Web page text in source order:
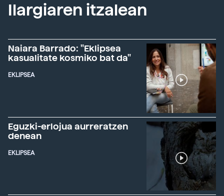
Ilargiaren itzalean
Naiara Barrado: "Eklipsea
kasualitate kosmiko bat da"
EKLIPSEA
Eguzki-erlojua aurreratzen
denean
EKLIPSEA